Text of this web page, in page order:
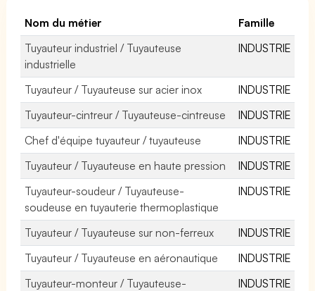
Nom du métier
Famille
Tuyauteur industriel / Tuyauteuse
industrielle
INDUSTRIE
Tuyauteur / Tuyauteuse sur acier inox
INDUSTRIE
Tuyauteur-cintreur / Tuyauteuse-cintreuse
INDUSTRIE
Chef d'équipe tuyauteur / tuyauteuse
INDUSTRIE
Tuyauteur / Tuyauteuse en haute pression
INDUSTRIE
Tuyauteur-soudeur / Tuyauteuse-
soudeuse en tuyauterie thermoplastique
INDUSTRIE
Tuyauteur / Tuyauteuse sur non-ferreux
INDUSTRIE
Tuyauteur / Tuyauteuse en aéronautique
INDUSTRIE
Tuyauteur-monteur / Tuyauteuse-
INDUSTRIE